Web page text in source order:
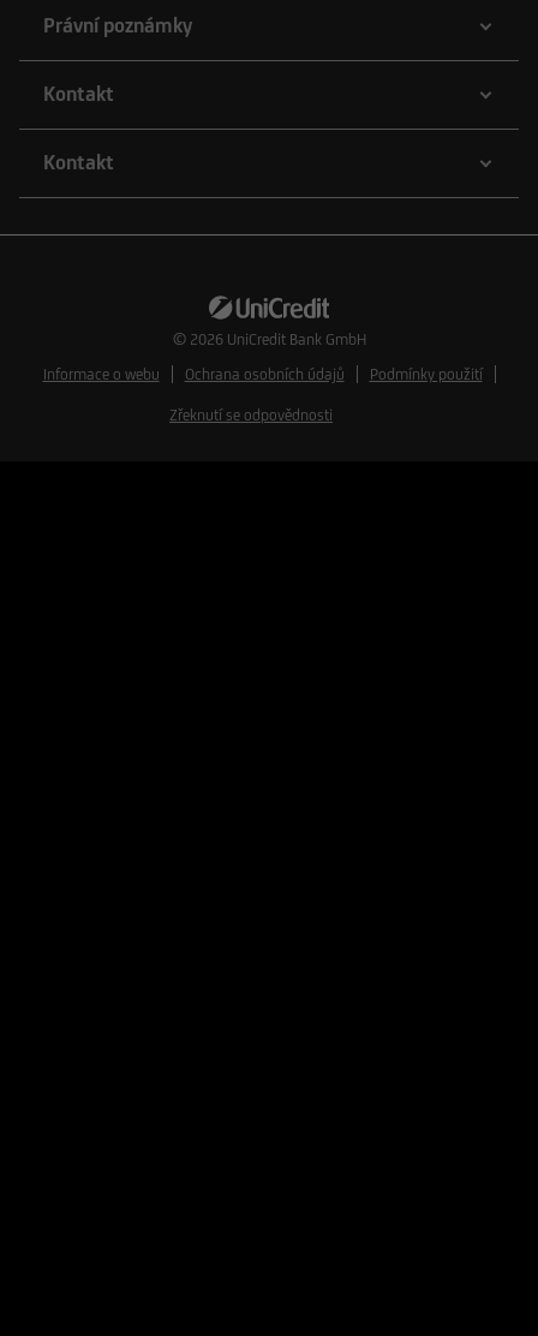
Právní poznámky
Kontakt
Kontakt
© 2026 UniCredit Bank GmbH
Informace o webu
Ochrana osobních údajů Podmínky použití
Zřeknutí se odpovědnosti